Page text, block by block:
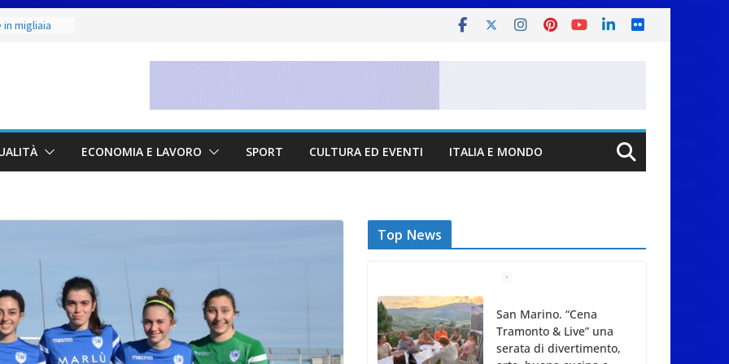
in migliaia
alla Prima
Judo San
si è
ECONOMIA E LAVORO SPORT CULTURA ED EVENTI ITALIA E MONDO
Top News
San Marino. “Cena
Tramonto & Live” una
serata di divertimento,